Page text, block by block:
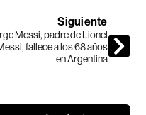
Siguiente
Messi, padre de Lionel
fallece a los 68 años
en Argentina